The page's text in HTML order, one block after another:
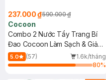
237.000 ₫590.000 ₫
Cocoon
Combo 2 Nước Tẩy Trang Bí
Đao Cocoon Làm Sạch & Giảm
Dầu 500ml
5.0 (57)
1.6k/tháng
80%